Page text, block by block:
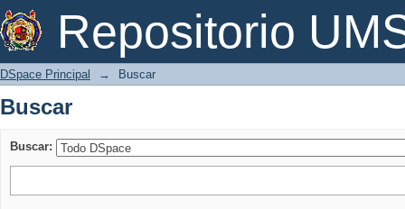
Repositorio
Buscar
DSpace Principal → Buscar
Buscar
Buscar: